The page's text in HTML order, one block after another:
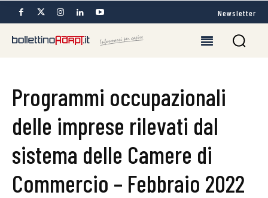
Newsletter
Programmi occupazionali
delle imprese rilevati dal
sistema delle Camere di
Commercio – Febbraio 2022